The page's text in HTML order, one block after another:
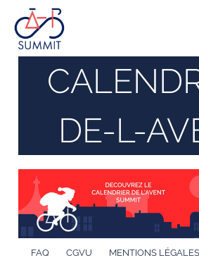
contenu
principal
DE-L-
FAQ CGVU MENTIONS LÉGALES
Panneau de gestion des cookies